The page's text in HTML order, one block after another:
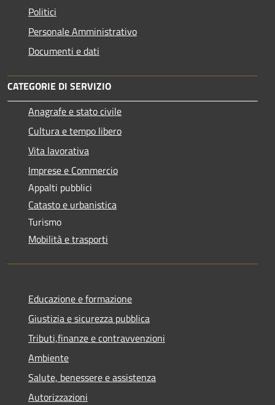
Politici
Personale Amministrativo
Documenti e dati
CATEGORIE DI SERVIZIO
Anagrafe e stato civile
Cultura e tempo libero
Vita lavorativa
Imprese e Commercio
Appalti pubblici
Catasto e urbanistica
Turismo
Mobilità e trasporti
Educazione e formazione
Giustizia e sicurezza pubblica
Tributi,finanze e contravvenzioni
Ambiente
Salute, benessere e assistenza
Autorizzazioni